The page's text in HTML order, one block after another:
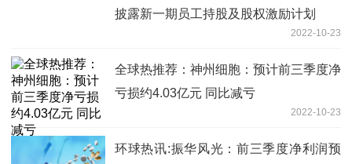
披露新一期员工持股及股权激励计划
2022-10-23
全球热推荐：神州细胞：预计前三季度净
亏损约4.03亿元 同比减亏
2022-10-23
环球热讯:振华风光：前三季度净利润预